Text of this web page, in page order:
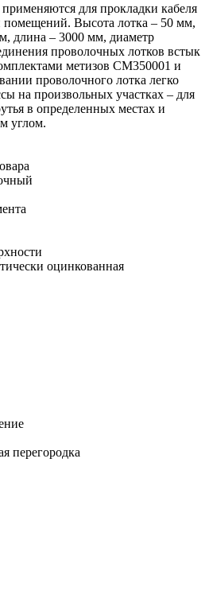
для прокладки кабеля
Высота лотка – 50 мм,
длина – 3000 мм, диаметр
проволочных лотков встык
метизов CM350001 и
проволочного лотка легко
на произвольных участках – для
в определенных местах и
углом.
оцинкованная
перегородка